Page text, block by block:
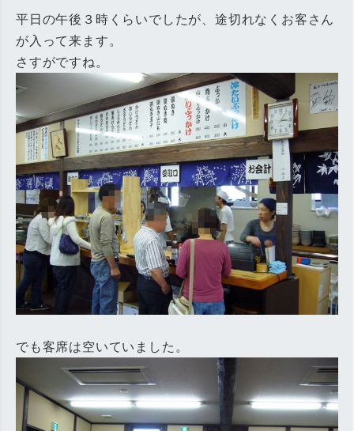
平日の午後３時くらいでしたが、途切れなくお客さん
が入って来ます。
さすがですね。
でも客席は空いていました。